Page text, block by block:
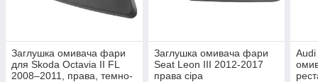
Заглушка омивача фари
для Skoda Octavia II FL
2008–2011, права, темно-
Заглушка омивача фари
Seat Leon III 2012-2017
права сіра
Audi